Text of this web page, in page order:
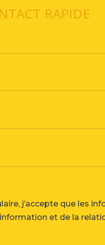
RAPIDE
j’accepte que les
et de la